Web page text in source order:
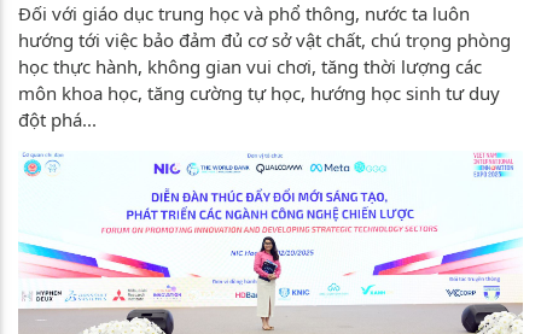
Đối với giáo dục trung học và phổ thông, nước ta luôn
hướng tới việc bảo đảm đủ cơ sở vật chất, chú trọng phòng
học thực hành, không gian vui chơi, tăng thời lượng các
môn khoa học, tăng cường tự học, hướng học sinh tư duy
đột phá...